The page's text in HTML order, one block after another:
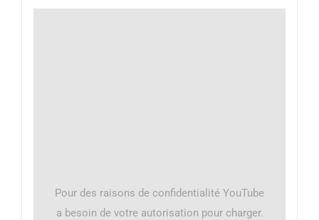
Pour des raisons de confidentialité YouTube
a besoin de votre autorisation pour charger.